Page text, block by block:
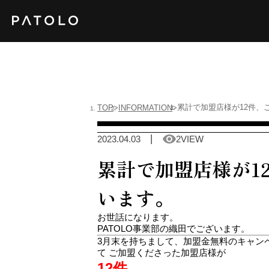
TOP INFORMATION 累計で加盟店様が12件、
2023.04.03 2VIEW
累計で加盟店様が
います。
お世話になります。
PATOLO事業部の織田でございます。
3月末を持ちまして、加盟金無料のキャ
て ご加盟くださった加盟店様が